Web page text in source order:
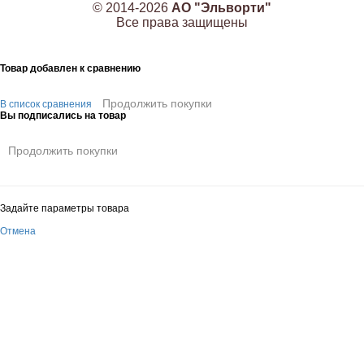
© 2014-2026 АО "Эльворти"
Все права защищены
Товар добавлен к сравнению
В список сравнения Продолжить покупки
Вы подписались на товар
Продолжить покупки
Задайте параметры товара
Отмена